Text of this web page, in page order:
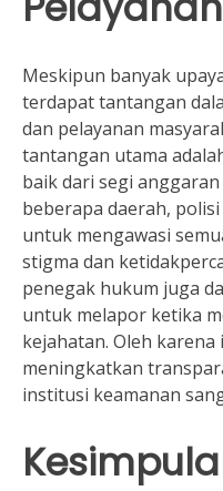
Meskipun banyak
terdapat tantangan
dan pelayanan
tantangan utama
baik dari segi
beberapa daerah,
untuk mengawasi
stigma dan
penegak hukum juga
untuk melapor ketika
kejahatan. Oleh
meningkatkan
institusi keamanan